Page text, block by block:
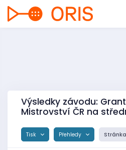
Výsledky závodu:
Mistrovství ČR na
Tisk Přehledy